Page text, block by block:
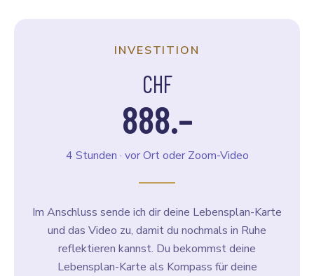
INVESTITION
CHF
888.–
4 Stunden · vor Ort oder Zoom-Video
Im Anschluss sende ich dir deine Lebensplan-Karte
und das Video zu, damit du nochmals in Ruhe
reflektieren kannst. Du bekommst deine
Lebensplan-Karte als Kompass für deine